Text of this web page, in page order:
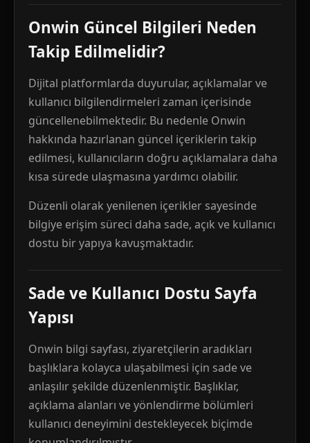
Onwin Güncel Bilgileri Neden
Takip Edilmelidir?
Dijital platformlarda duyurular, açıklamalar ve
kullanıcı bilgilendirmeleri zaman içerisinde
güncellenebilmektedir. Bu nedenle Onwin
hakkında hazırlanan güncel içeriklerin takip
edilmesi, kullanıcıların doğru açıklamalara daha
kısa sürede ulaşmasına yardımcı olabilir.
Düzenli olarak yenilenen içerikler sayesinde
bilgiye erişim süreci daha sade, açık ve kullanıcı
dostu bir yapıya kavuşmaktadır.
Sade ve Kullanıcı Dostu Sayfa
Yapısı
Onwin bilgi sayfası, ziyaretçilerin aradıkları
başlıklara kolayca ulaşabilmesi için sade ve
anlaşılır şekilde düzenlenmiştir. Başlıklar,
açıklama alanları ve yönlendirme bölümleri
kullanıcı deneyimini destekleyecek biçimde